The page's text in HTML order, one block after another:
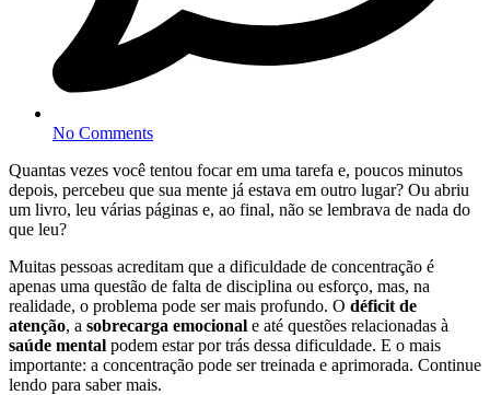
No Comments
Quantas vezes você tentou focar em uma tarefa e, poucos minutos
depois, percebeu que sua mente já estava em outro lugar? Ou abriu
um livro, leu várias páginas e, ao final, não se lembrava de nada do
que leu?
Muitas pessoas acreditam que a dificuldade de concentração é
apenas uma questão de falta de disciplina ou esforço, mas, na
realidade, o problema pode ser mais profundo. O déficit de
atenção, a sobrecarga emocional e até questões relacionadas à
saúde mental podem estar por trás dessa dificuldade. E o mais
importante: a concentração pode ser treinada e aprimorada. Continue
lendo para saber mais.